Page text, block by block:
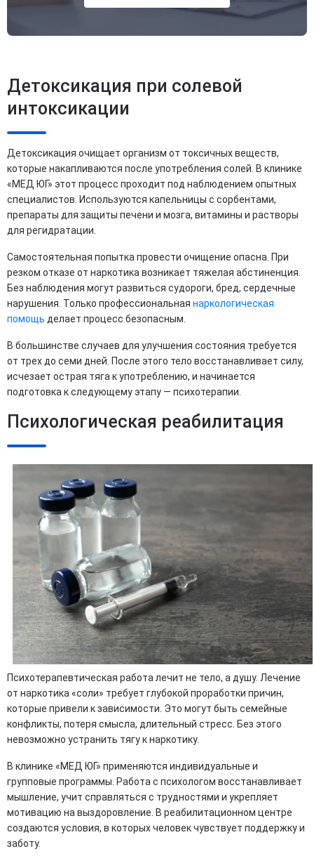
Детоксикация при солевой
интоксикации
Детоксикация очищает организм от токсичных веществ,
которые накапливаются после употребления солей. В клинике
«МЕД ЮГ» этот процесс проходит под наблюдением опытных
специалистов. Используются капельницы с сорбентами,
препараты для защиты печени и мозга, витамины и растворы
для регидратации.
Самостоятельная попытка провести очищение опасна. При
резком отказе от наркотика возникает тяжелая абстиненция.
Без наблюдения могут развиться судороги, бред, сердечные
нарушения. Только профессиональная наркологическая
помощь делает процесс безопасным.
В большинстве случаев для улучшения состояния требуется
от трех до семи дней. После этого тело восстанавливает силу,
исчезает острая тяга к употреблению, и начинается
подготовка к следующему этапу — психотерапии.
Психологическая реабилитация
Психотерапевтическая работа лечит не тело, а душу. Лечение
от наркотика «соли» требует глубокой проработки причин,
которые привели к зависимости. Это могут быть семейные
конфликты, потеря смысла, длительный стресс. Без этого
невозможно устранить тягу к наркотику.
В клинике «МЕД ЮГ» применяются индивидуальные и
групповые программы. Работа с психологом восстанавливает
мышление, учит справляться с трудностями и укрепляет
мотивацию на выздоровление. В реабилитационном центре
создаются условия, в которых человек чувствует поддержку и
заботу.